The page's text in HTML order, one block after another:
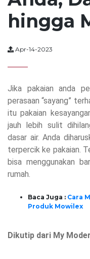
hingga
Apr-14-2023
Jika pakaian anda
perasaan “sayang”
itu pakaian
jauh lebih sulit
dasar air. Anda
terpercik ke pakaian.
bisa menggunakan
rumah.
Baca Juga : Cara
Produk Mowilex
Dikutip dari My